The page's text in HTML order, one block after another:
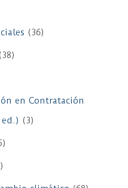
(36)
en Contratación
ed.) (3)